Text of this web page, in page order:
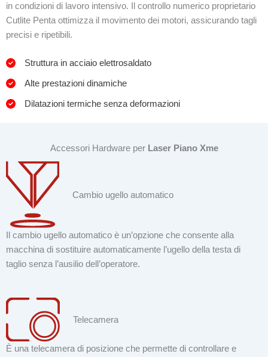
in condizioni di lavoro intensivo. Il controllo numerico proprietario
Cutlite Penta ottimizza il movimento dei motori, assicurando tagli
precisi e ripetibili.
Struttura in acciaio elettrosaldato
Alte prestazioni dinamiche
Dilatazioni termiche senza deformazioni
Accessori Hardware per Laser Piano Xme
Cambio ugello automatico
Il cambio ugello automatico è un’opzione che consente alla
macchina di sostituire automaticamente l’ugello della testa di
taglio senza l’ausilio dell’operatore.
Telecamera
È una telecamera di posizione che permette di controllare e